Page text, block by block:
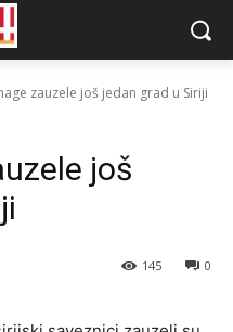
zauzele još jedan grad u Siriji
još
0
145